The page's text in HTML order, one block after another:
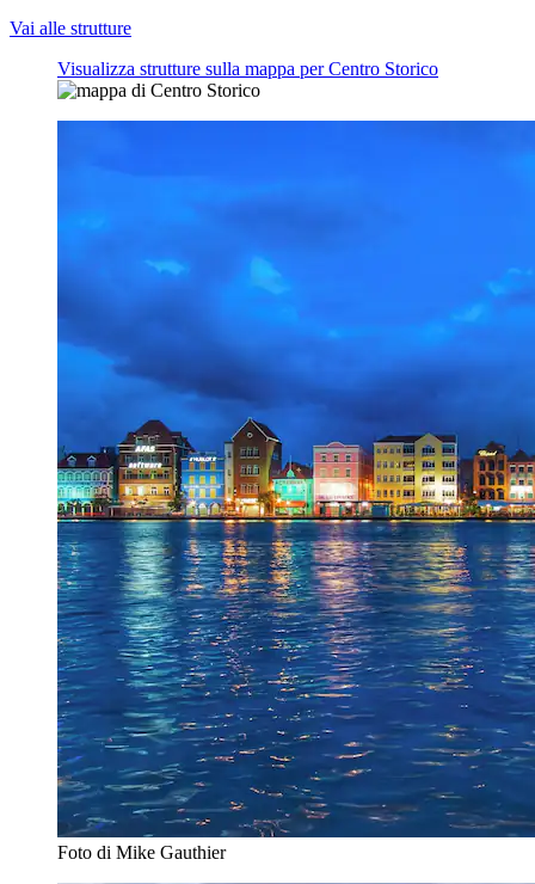
Vai alle strutture
Visualizza strutture sulla mappa per Centro Storico
Foto di Mike Gauthier